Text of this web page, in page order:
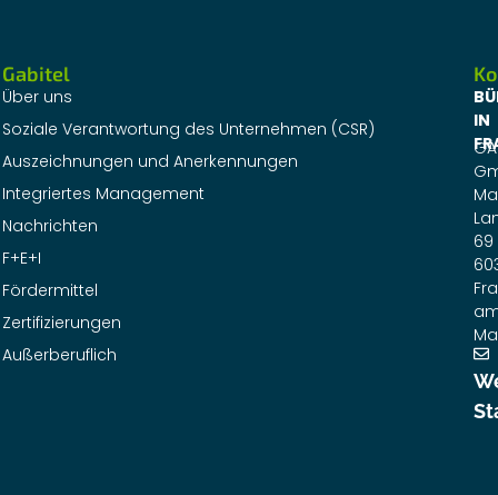
Gabitel
Über uns
Soziale Verantwortung des Unternehmen (CSR)
Auszeichnungen und Anerkennungen
Integriertes Management
Nachrichten
F+E+I
Fördermittel
Zertifizierungen
Außerberuflich
IN
69